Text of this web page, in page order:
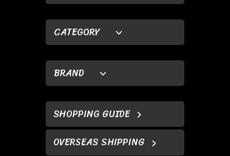
CATEGORY
BRAND
SHOPPING GUIDE
OVERSEAS SHIPPING